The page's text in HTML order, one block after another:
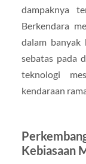
dampaknya
Berkendara
dalam banyak
sebatas pada
teknologi
kendaraan
Kebiasaan